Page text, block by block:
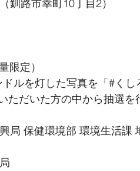
釧路市幸町10丁目2）
限定）
ルを灯した写真を「#く
ただいた方の中から抽選
局 保健環境部 環境生活課